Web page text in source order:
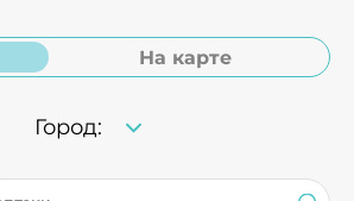
На карте
Город: